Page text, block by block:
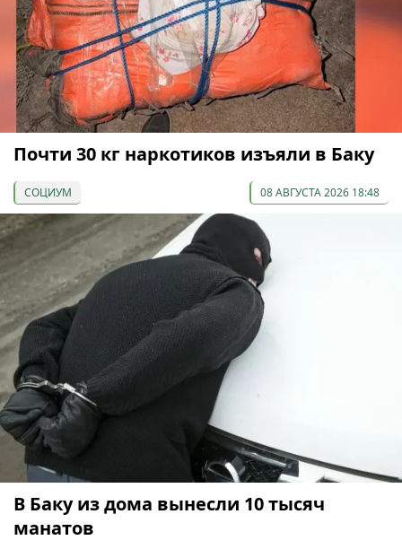
Почти 30 кг наркотиков изъяли в Баку
СОЦИУМ 08 АВГУСТА 2026 18:48
В Баку из дома вынесли 10 тысяч
манатов